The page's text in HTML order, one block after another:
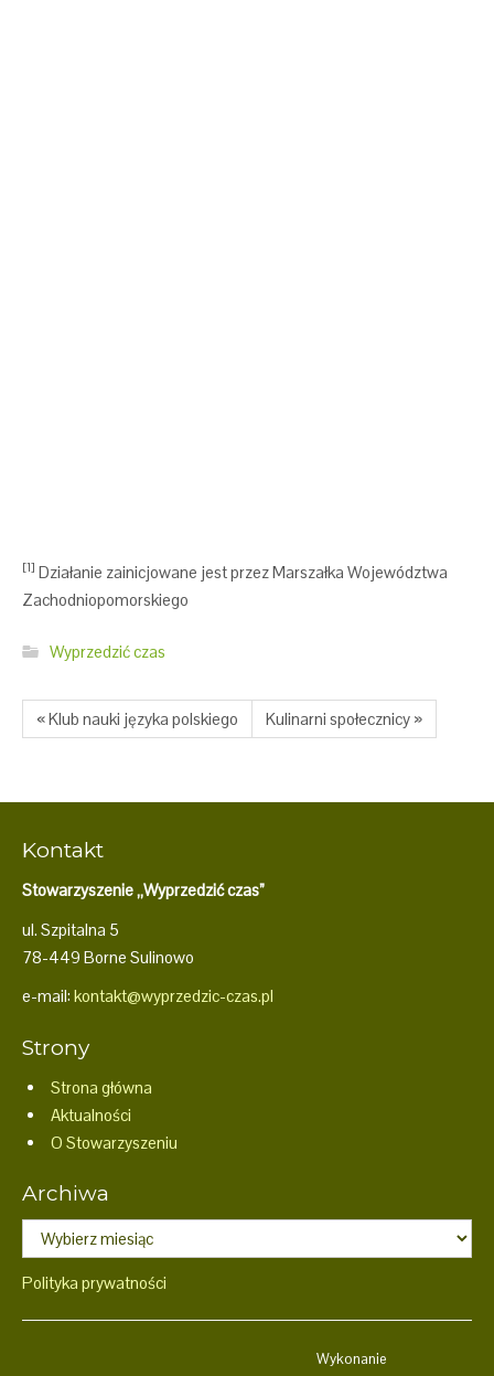
[1] Działanie zainicjowane jest przez Marszałka Województwa
Zachodniopomorskiego
Wyprzedzić czas
« Klub nauki języka polskiego Kulinarni społecznicy »
Kontakt
Stowarzyszenie „Wyprzedzić czas”
ul. Szpitalna 5
78-449 Borne Sulinowo
e-mail: kontakt@wyprzedzic-czas.pl
Strony
Strona główna
Aktualności
O Stowarzyszeniu
Archiwa
Archiwa
Polityka prywatności
Wykonanie